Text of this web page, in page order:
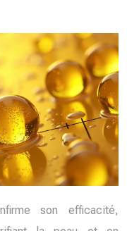
son efficacité,